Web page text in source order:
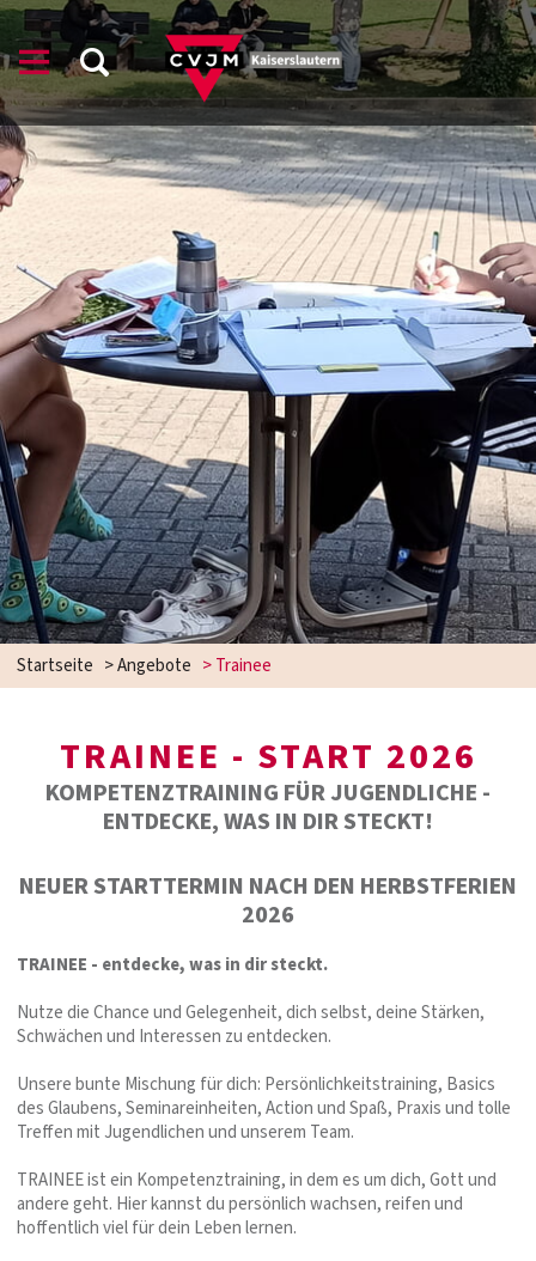
Startseite >Angebote >Trainee
TRAINEE - START 2026
KOMPETENZTRAINING FÜR JUGENDLICHE -
ENTDECKE, WAS IN DIR STECKT!
NEUER STARTTERMIN NACH DEN HERBSTFERIEN
2026
TRAINEE - entdecke, was in dir steckt.
Nutze die Chance und Gelegenheit, dich selbst, deine Stärken,
Schwächen und Interessen zu entdecken.
Unsere bunte Mischung für dich: Persönlichkeitstraining, Basics
des Glaubens, Seminareinheiten, Action und Spaß, Praxis und tolle
Treffen mit Jugendlichen und unserem Team.
TRAINEE ist ein Kompetenztraining, in dem es um dich, Gott und
andere geht. Hier kannst du persönlich wachsen, reifen und
hoffentlich viel für dein Leben lernen.